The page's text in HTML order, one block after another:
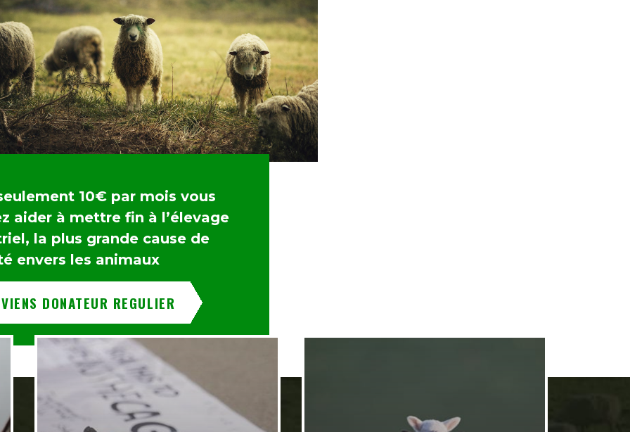
10€ par mois vous
aider à mettre fin à l’élevage
la plus grande cause de
envers les animaux
DONATEUR REGULIER